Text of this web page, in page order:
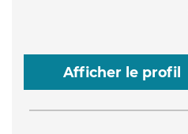
Afficher le profil